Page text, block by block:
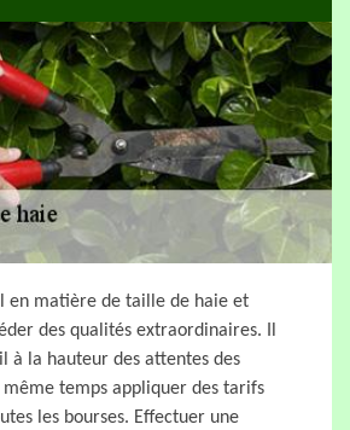
en matière de taille de haie et
des qualités extraordinaires. Il
à la hauteur des attentes des
temps appliquer des tarifs
les bourses. Effectuer une